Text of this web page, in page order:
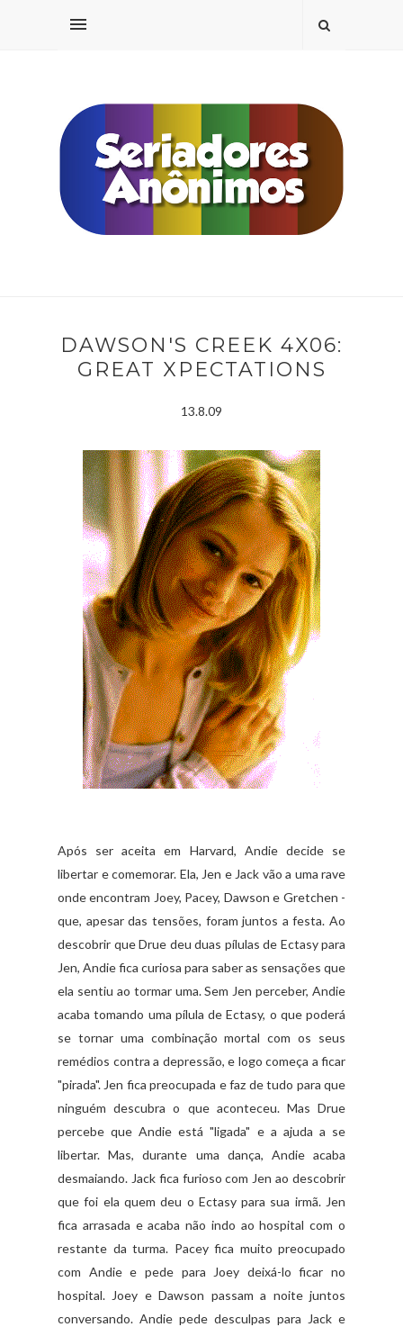
DAWSON'S CREEK 4X06:
GREAT XPECTATIONS
13.8.09
Após ser aceita em Harvard, Andie decide se
libertar e comemorar. Ela, Jen e Jack vão a uma rave
onde encontram Joey, Pacey, Dawson e Gretchen -
que, apesar das tensões, foram juntos a festa. Ao
descobrir que Drue deu duas pílulas de Ectasy para
Jen, Andie fica curiosa para saber as sensações que
ela sentiu ao tormar uma. Sem Jen perceber, Andie
acaba tomando uma pílula de Ectasy, o que poderá
se tornar uma combinação mortal com os seus
remédios contra a depressão, e logo começa a ficar
"pirada". Jen fica preocupada e faz de tudo para que
ninguém descubra o que aconteceu. Mas Drue
percebe que Andie está "ligada" e a ajuda a se
libertar. Mas, durante uma dança, Andie acaba
desmaiando. Jack fica furioso com Jen ao descobrir
que foi ela quem deu o Ectasy para sua irmã. Jen
fica arrasada e acaba não indo ao hospital com o
restante da turma. Pacey fica muito preocupado
com Andie e pede para Joey deixá-lo ficar no
hospital. Joey e Dawson passam a noite juntos
conversando. Andie pede desculpas para Jack e